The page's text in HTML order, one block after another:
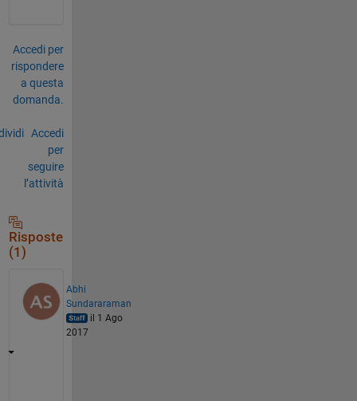
Accedi per
rispondere
a questa
domanda.
Accedi
per
seguire
l’attività
Risposte
(1)
Abhi
Sundararaman
il 1 Ago
2017